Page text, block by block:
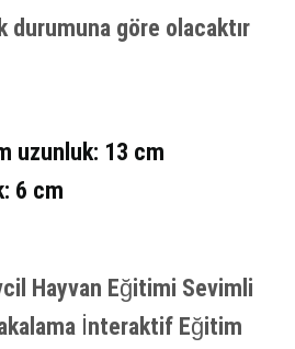
durumuna göre olacaktır
uzunluk: 13 cm
6 cm
Hayvan Eğitimi Sevimli
İnteraktif Eğitim